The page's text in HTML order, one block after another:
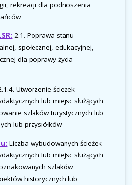
rekreacji dla podnoszenia
2.1. Poprawa stanu
społecznej, edukacyjnej,
dla poprawy życia
Utworzenie ścieżek
lub miejsc służących
szlaków turystycznych lub
lub przysiółków
Liczba wybudowanych ścieżek
lub miejsc służących
szlaków
historycznych lub